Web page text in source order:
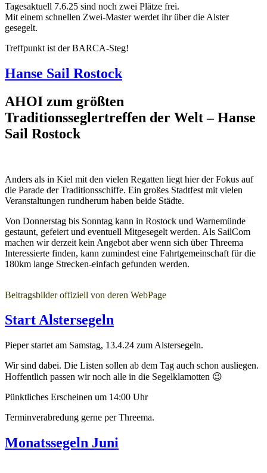
Tagesaktuell 7.6.25 sind noch zwei Plätze frei.
Mit einem schnellen Zwei-Master werdet ihr über die Alster
gesegelt.
Treffpunkt ist der BARCA-Steg!
Hanse Sail Rostock
AHOI zum größten
Traditionsseglertreffen der Welt – Hanse
Sail Rostock
Anders als in Kiel mit den vielen Regatten liegt hier der Fokus auf
die Parade der Traditionsschiffe. Ein großes Stadtfest mit vielen
Veranstaltungen rundherum haben beide Städte.
Von Donnerstag bis Sonntag kann in Rostock und Warnemünde
gestaunt, gefeiert und eventuell Mitgesegelt werden. Als SailCom
machen wir derzeit kein Angebot aber wenn sich über Threema
Interessierte finden, kann zumindest eine Fahrtgemeinschaft für die
180km lange Strecken-einfach gefunden werden.
Beitragsbilder offiziell von deren WebPage
Start Alstersegeln
Pieper startet am Samstag, 13.4.24 zum Alstersegeln.
Wir sind dabei. Die Listen sollen ab dem Tag auch schon ausliegen.
Hoffentlich passen wir noch alle in die Segelklamotten 😉
Pünktliches Erscheinen um 14:00 Uhr
Terminverabredung gerne per Threema.
Monatssegeln Juni